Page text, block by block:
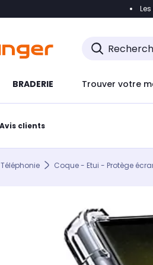
Accéder
BRADERIE Trouver votre
Avis clients
Coque - Etui - Protège